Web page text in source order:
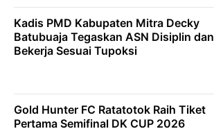
Kadis PMD Kabupaten Mitra Decky
Batubuaja Tegaskan ASN Disiplin dan
Bekerja Sesuai Tupoksi
Gold Hunter FC Ratatotok Raih Tiket
Pertama Semifinal DK CUP 2026